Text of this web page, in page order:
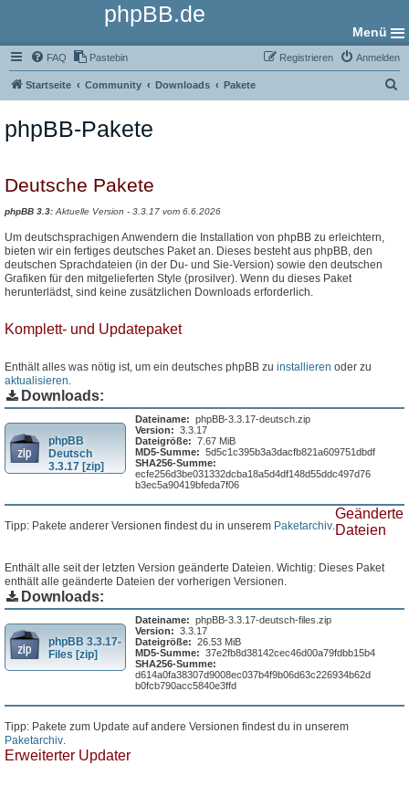
phpBB.de
Menü
FAQ Pastebin Anmelden
Registrieren
Startseite Community Downloads Pakete
phpBB-Pakete
Deutsche Pakete
phpBB 3.3: Aktuelle Version - 3.3.17 vom 6.6.2026
Um deutschsprachigen Anwendern die Installation von phpBB zu erleichtern,
bieten wir ein fertiges deutsches Paket an. Dieses besteht aus phpBB, den
deutschen Sprachdateien (in der Du- und Sie-Version) sowie den deutschen
Grafiken für den mitgelieferten Style (prosilver). Wenn du dieses Paket
herunterlädst, sind keine zusätzlichen Downloads erforderlich.
Komplett- und Updatepaket
Enthält alles was nötig ist, um ein deutsches phpBB zu installieren oder zu
aktualisieren.
Downloads:
phpBB
Deutsch
3.3.17 [zip]
Dateiname: phpBB-3.3.17-deutsch.zip
Version: 3.3.17
Dateigröße: 7.67 MiB
MD5-Summe: 5d5c1c395b3a3dacfb821a609751dbdf
SHA256-Summe:
ecfe256d3be031332dcba18a5d4df148d55ddc497d76
b3ec5a90419bfeda7f06
Tipp: Pakete anderer Versionen findest du in unserem Paketarchiv.
Geänderte
Dateien
Enthält alle seit der letzten Version geänderte Dateien. Wichtig: Dieses Paket
enthält alle geänderte Dateien der vorherigen Versionen.
Downloads:
phpBB 3.3.17-
Files [zip]
Dateiname: phpBB-3.3.17-deutsch-files.zip
Version: 3.3.17
Dateigröße: 26.53 MiB
MD5-Summe: 37e2fb8d38142cec46d00a79fdbb15b4
SHA256-Summe:
d614a0fa38307d9008ec037b4f9b06d63c226934b62d
b0fcb790acc5840e3ffd
Tipp: Pakete zum Update auf andere Versionen findest du in unserem
Paketarchiv.
Erweiterter Updater